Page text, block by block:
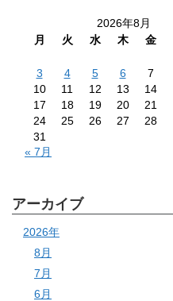
2026年8月
月
火 水 木 金
3
4 5 6 7
10
11 12 13 14
17
18 19 20 21
24
25 26 27 28
31
« 7月
アーカイブ
2026年
8月
7月
6月